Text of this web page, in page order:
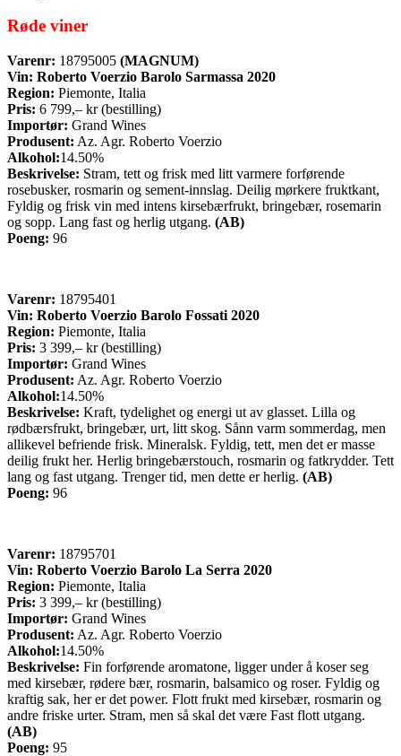
Røde viner
Varenr: 18795005 (MAGNUM)
Vin: Roberto Voerzio Barolo Sarmassa 2020
Region: Piemonte, Italia
Pris: 6 799,– kr (bestilling)
Importør: Grand Wines
Produsent: Az. Agr. Roberto Voerzio
Alkohol:14.50%
Beskrivelse: Stram, tett og frisk med litt varmere forførende
rosebusker, rosmarin og sement-innslag. Deilig mørkere fruktkant,
Fyldig og frisk vin med intens kirsebærfrukt, bringebær, rosemarin
og sopp. Lang fast og herlig utgang. (AB)
Poeng: 96
Varenr: 18795401
Vin: Roberto Voerzio Barolo Fossati 2020
Region: Piemonte, Italia
Pris: 3 399,– kr (bestilling)
Importør: Grand Wines
Produsent: Az. Agr. Roberto Voerzio
Alkohol:14.50%
Beskrivelse: Kraft, tydelighet og energi ut av glasset. Lilla og
rødbærsfrukt, bringebær, urt, litt skog. Sånn varm sommerdag, men
allikevel befriende frisk. Mineralsk. Fyldig, tett, men det er masse
deilig frukt her. Herlig bringebærstouch, rosmarin og fatkrydder. Tett
lang og fast utgang. Trenger tid, men dette er herlig. (AB)
Poeng: 96
Varenr: 18795701
Vin: Roberto Voerzio Barolo La Serra 2020
Region: Piemonte, Italia
Pris: 3 399,– kr (bestilling)
Importør: Grand Wines
Produsent: Az. Agr. Roberto Voerzio
Alkohol:14.50%
Beskrivelse: Fin forførende aromatone, ligger under å koser seg
med kirsebær, rødere bær, rosmarin, balsamico og roser. Fyldig og
kraftig sak, her er det power. Flott frukt med kirsebær, rosmarin og
andre friske urter. Stram, men så skal det være Fast flott utgang.
(AB)
Poeng: 95